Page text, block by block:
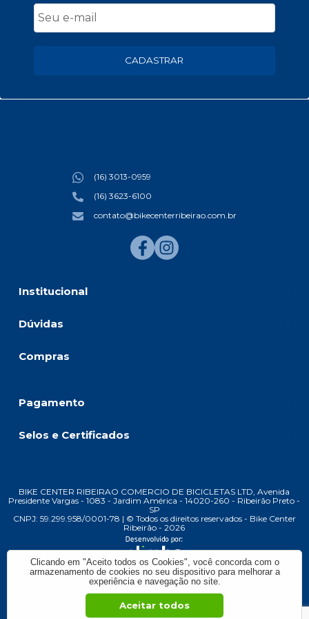
CADASTRAR
Institucional
Dúvidas
Compras
(16) 3013-0959
(16) 3623-6100
contato@bikecenterribeirao.com.br
Pagamento
Selos e Certificados
BIKE CENTER RIBEIRAO COMERCIO DE BICICLETAS LTD, Avenida
Presidente Vargas - 1083 - Jardim América - 14020-260 - Ribeirão Preto -
SP
CNPJ: 59.299.958/0001-78 | © Todos os direitos reservados - Bike Center
Ribeirão - 2026
Clicando em "Aceito todos os Cookies", você concorda com o
armazenamento de cookies no seu dispositivo para melhorar a
experiência e navegação no site.
Aceitar todos